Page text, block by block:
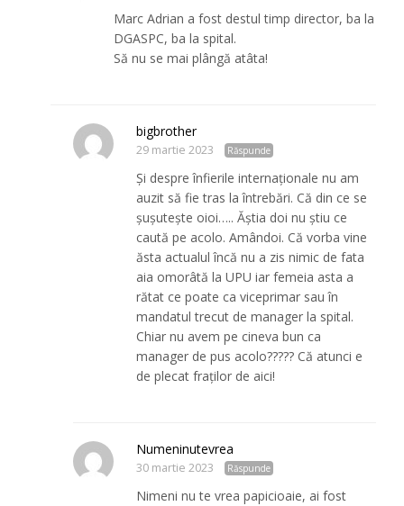
Marc Adrian a fost destul timp director, ba la
DGASPC, ba la spital.
Să nu se mai plângă atâta!
bigbrother
29 martie 2023 Răspunde
Și despre înfierile internaționale nu am
auzit să fie tras la întrebări. Că din ce se
șușutește oioi….. Ăștia doi nu știu ce
caută pe acolo. Amândoi. Că vorba vine
ăsta actualul încă nu a zis nimic de fata
aia omorâtă la UPU iar femeia asta a
rătat ce poate ca viceprimar sau în
mandatul trecut de manager la spital.
Chiar nu avem pe cineva bun ca
manager de pus acolo????? Că atunci e
de plecat fraților de aici!
Numeninutevrea
30 martie 2023 Răspunde
Nimeni nu te vrea papicioaie, ai fost